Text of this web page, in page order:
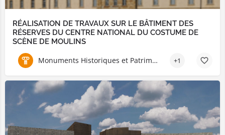
RÉALISATION DE TRAVAUX SUR LE BÂTIMENT DES
RÉSERVES DU CENTRE NATIONAL DU COSTUME DE
SCÈNE DE MOULINS
Monuments Historiques et Patrimoine +1